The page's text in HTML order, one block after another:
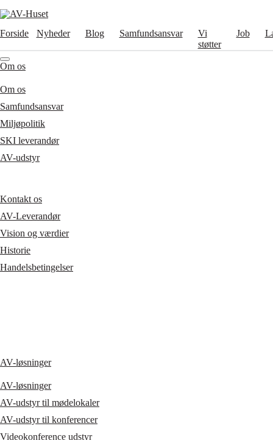
Forside Nyheder Blog Samfundsansvar
Vi
støtter
Job
Om os
Om os
Samfundsansvar
Miljøpolitik
SKI leverandør
AV-udstyr
Kontakt os
AV-Leverandør
Vision og værdier
Historie
Handelsbetingelser
AV-løsninger
AV-løsninger
AV-udstyr til mødelokaler
AV-udstyr til konferencer
Videokonference udstyr